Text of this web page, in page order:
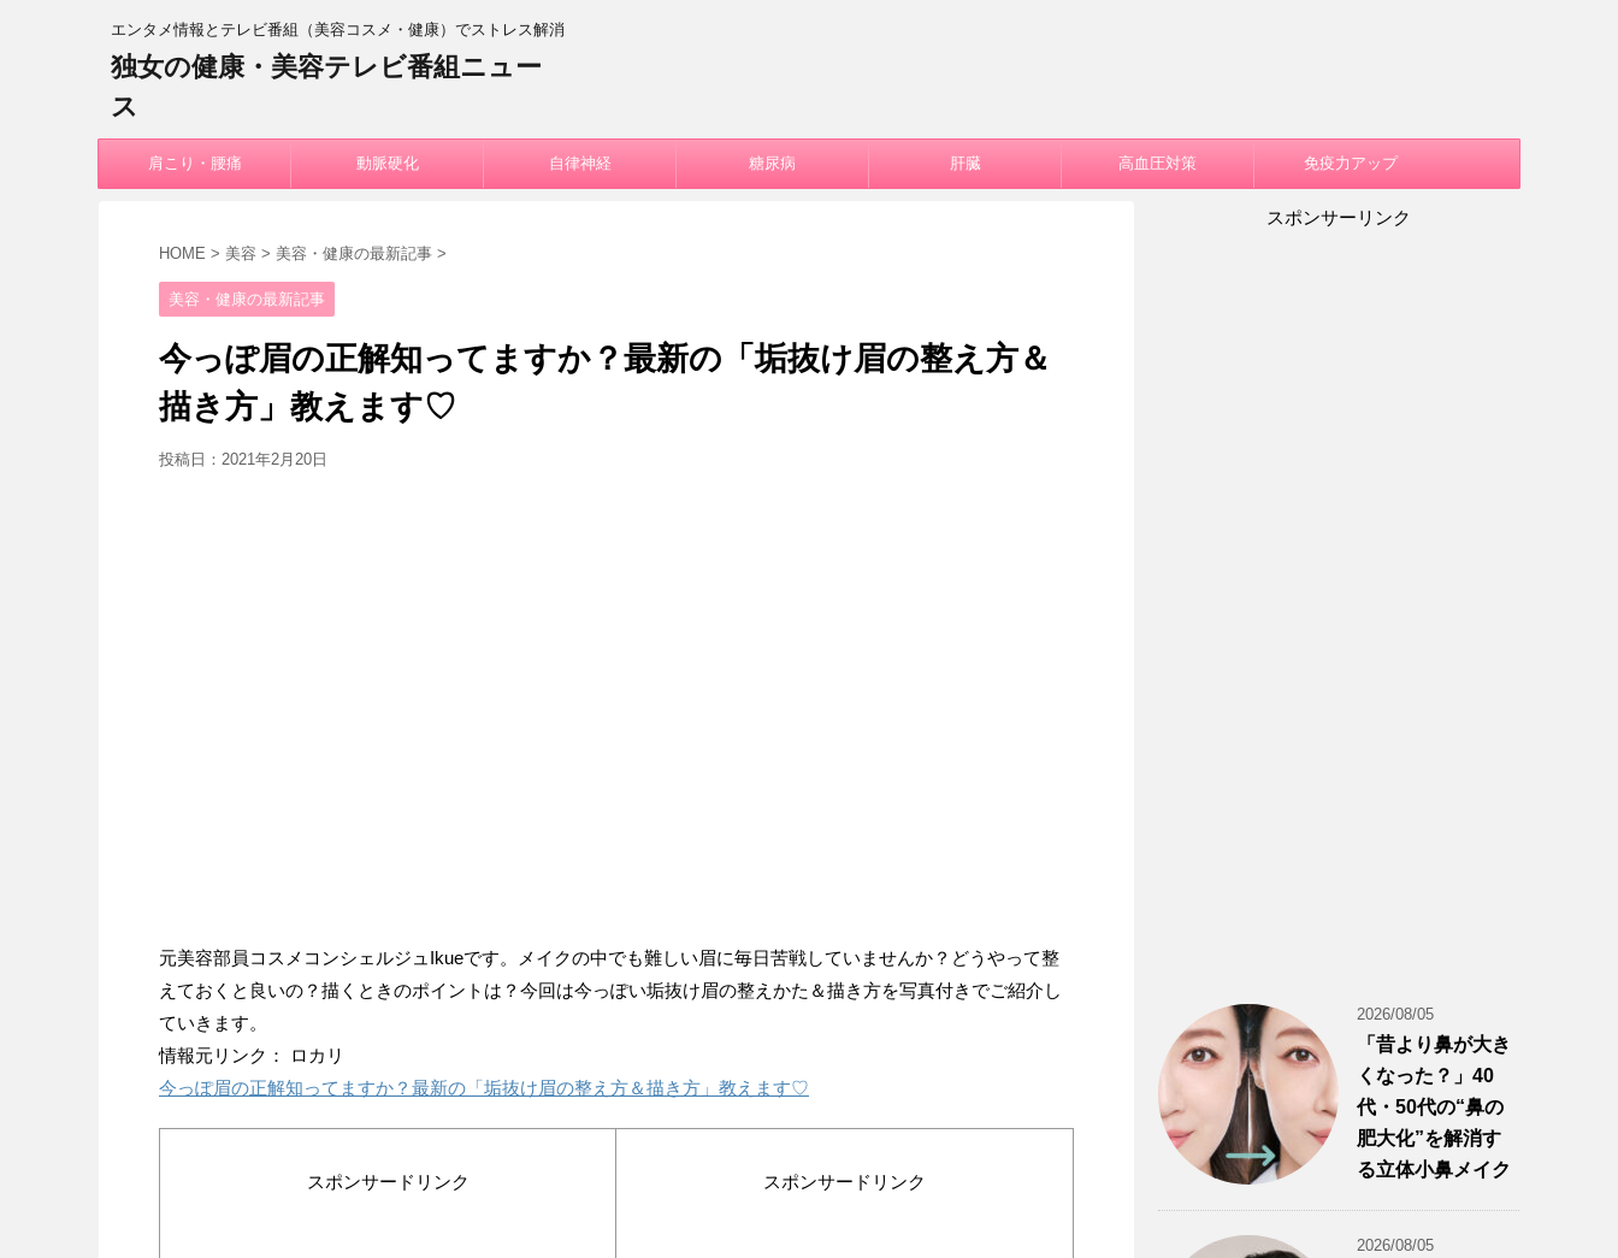
エンタメ情報とテレビ番組（美容コスメ・健康）でストレス解消
独女の健康・美容テレビ番組ニュー
ス
肩こり・腰痛 動脈硬化 自律神経 糖尿病 肝臓 高血圧対策 免疫力アップ
HOME > 美容 > 美容・健康の最新記事 >
美容・健康の最新記事
今っぽ眉の正解知ってますか？最新の「垢抜け眉の整え方＆
描き方」教えます♡
投稿日： 2021年2月20日
元美容部員コスメコンシェルジュIkueです。メイクの中でも難しい眉に毎日苦戦していませんか？どうやって整
えておくと良いの？描くときのポイントは？今回は今っぽい垢抜け眉の整えかた＆描き方を写真付きでご紹介し
ていきます。
情報元リンク： ロカリ
今っぽ眉の正解知ってますか？最新の「垢抜け眉の整え方＆描き方」教えます♡
スポンサードリンク スポンサードリンク
スポンサーリンク
2026/08/05
「昔より鼻が大き
くなった？」40
代・50代の“鼻の
肥大化”を解消す
る立体小鼻メイク
2026/08/05